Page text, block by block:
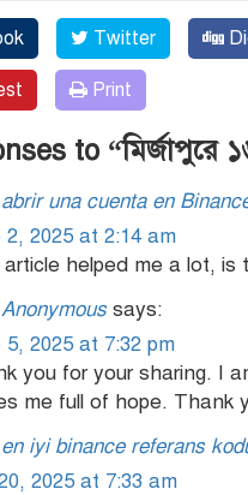
Twitter
Print
to “মির্জাপুরে
abrir una cuenta en
2, 2025 at 2:14 am
article helped me a lot,
Anonymous says:
5, 2025 at 7:32 pm
you for your sharing. I
me full of hope. Thank
en iyi binance referans
2025 at 7:33 am